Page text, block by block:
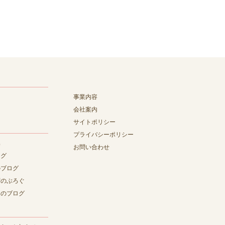
ログ
ぶろぐ
ブログ
事業内容
会社案内
サイトポリシー
プライバシーポリシー
お問い合わせ